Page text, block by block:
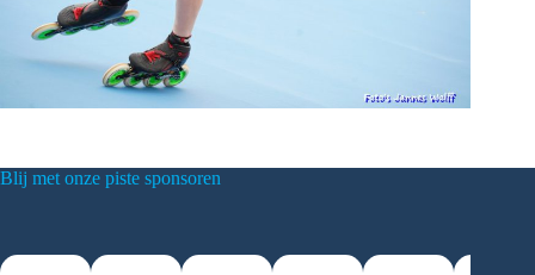
Blij met onze piste sponsoren